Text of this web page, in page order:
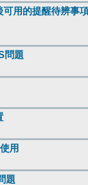
用的提醒待辨事
問題
用
題